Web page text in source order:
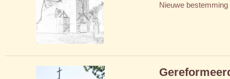
Nieuwe bestemming